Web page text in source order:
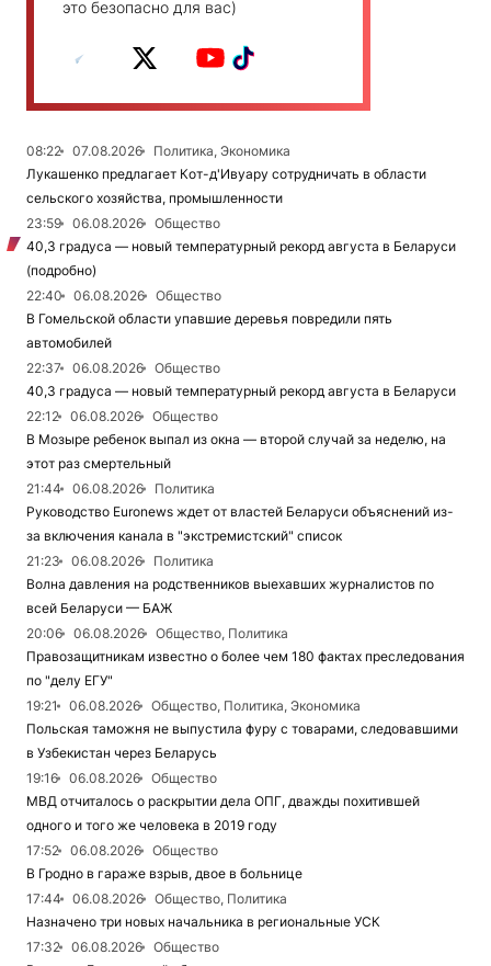
это безопасно для вас)
08:22 07.08.2026
Политика, Экономика
Лукашенко предлагает Кот-д'Ивуару сотрудничать в области
сельского хозяйства, промышленности
23:59
06.08.2026
Общество
40,3 градуса — новый температурный рекорд августа в Беларуси
(подробно)
22:40
06.08.2026
Общество
В Гомельской области упавшие деревья повредили пять
автомобилей
22:37
06.08.2026
Общество
40,3 градуса — новый температурный рекорд августа в Беларуси
22:12
06.08.2026
Общество
В Мозыре ребенок выпал из окна — второй случай за неделю, на
этот раз смертельный
21:44
06.08.2026
Политика
Руководство Euronews ждет от властей Беларуси объяснений из-
за включения канала в "экстремистский" список
21:23
06.08.2026
Политика
Волна давления на родственников выехавших журналистов по
всей Беларуси — БАЖ
20:06
06.08.2026
Общество, Политика
Правозащитникам известно о более чем 180 фактах преследования
по "делу ЕГУ"
19:21
06.08.2026
Общество, Политика, Экономика
Польская таможня не выпустила фуру с товарами, следовавшими
в Узбекистан через Беларусь
19:16
06.08.2026
Общество
МВД отчиталось о раскрытии дела ОПГ, дважды похитившей
одного и того же человека в 2019 году
17:52
06.08.2026
Общество
В Гродно в гараже взрыв, двое в больнице
17:44
06.08.2026
Общество, Политика
Назначено три новых начальника в региональные УСК
17:32
06.08.2026
Общество